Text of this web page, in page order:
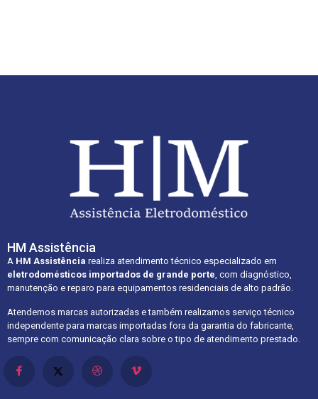
HM Assistência
A HM Assistência realiza atendimento técnico especializado em
eletrodomésticos importados de grande porte, com diagnóstico,
manutenção e reparo para equipamentos residenciais de alto padrão.
Atendemos marcas autorizadas e também realizamos serviço técnico
independente para marcas importadas fora da garantia do fabricante,
sempre com comunicação clara sobre o tipo de atendimento prestado.